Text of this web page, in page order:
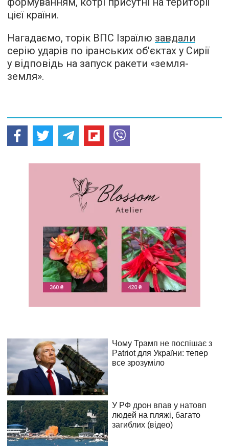
цієї країни.
Нагадаємо, торік ВПС Ізраїлю завдали
серію ударів по іранських об'єктах у Сирії
у відповідь на запуск ракети «земля-
земля».